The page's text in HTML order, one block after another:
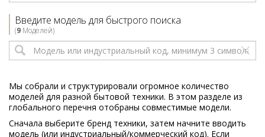
900258318
00
AEGLX5-2-ANIM
00
Введите модель для быстрого поиска
(9 Моделей)
Мы собрали и структурировали огромное количество
моделей для разной бытовой техники. В этом разделе из
глобального перечня отобраны совместимые модели.
Сначала выберите бренд техники, затем начните вводить
модель (или индустриальный/коммерческий код). Если